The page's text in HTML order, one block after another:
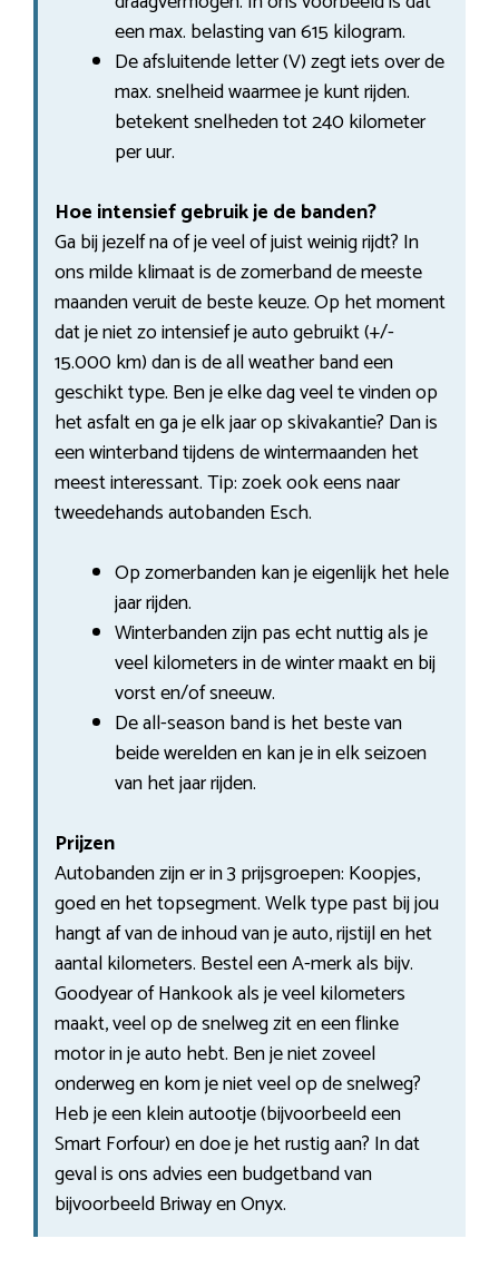
een max. belasting van 615 kilogram.
De afsluitende letter (V) zegt iets over de
max. snelheid waarmee je kunt rijden.
betekent snelheden tot 240 kilometer
per uur.
Hoe intensief gebruik je de banden?
Ga bij jezelf na of je veel of juist weinig rijdt? In
ons milde klimaat is de zomerband de meeste
maanden veruit de beste keuze. Op het moment
dat je niet zo intensief je auto gebruikt (+/-
15.000 km) dan is de all weather band een
geschikt type. Ben je elke dag veel te vinden op
het asfalt en ga je elk jaar op skivakantie? Dan is
een winterband tijdens de wintermaanden het
meest interessant. Tip: zoek ook eens naar
tweedehands autobanden Esch.
Op zomerbanden kan je eigenlijk het hele
jaar rijden.
Winterbanden zijn pas echt nuttig als je
veel kilometers in de winter maakt en bij
vorst en/of sneeuw.
De all-season band is het beste van
beide werelden en kan je in elk seizoen
van het jaar rijden.
Prijzen
Autobanden zijn er in 3 prijsgroepen: Koopjes,
goed en het topsegment. Welk type past bij jou
hangt af van de inhoud van je auto, rijstijl en het
aantal kilometers. Bestel een A-merk als bijv.
Goodyear of Hankook als je veel kilometers
maakt, veel op de snelweg zit en een flinke
motor in je auto hebt. Ben je niet zoveel
onderweg en kom je niet veel op de snelweg?
Heb je een klein autootje (bijvoorbeeld een
Smart Forfour) en doe je het rustig aan? In dat
geval is ons advies een budgetband van
bijvoorbeeld Briway en Onyx.